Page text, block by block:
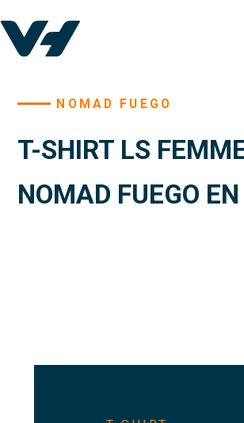
NOMAD FUEGO
T-SHIRT LS
NOMAD FUEGO